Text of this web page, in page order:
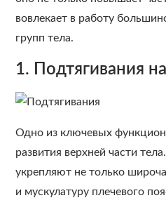
вовлекает в работу
групп тела.
1. Подтягивания
Одно из ключевых
развития верхней части
укрепляют не только
и мускулатуру плечевого